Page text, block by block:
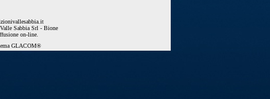
Sabbia Srl - Bione
on-line.
GLACOM®